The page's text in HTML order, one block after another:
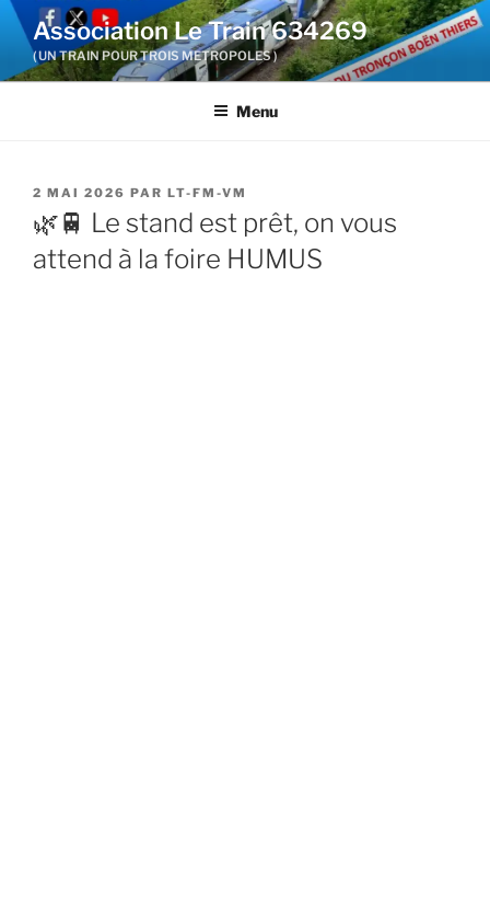
Aller
contenu
Association Le Train 634269
( UN TRAIN POUR TROIS METROPOLES )
Menu
PUBLIÉ
2 MAI 2026 PAR LT-FM-VM
🌿🚆 Le stand est prêt, on vous
attend à la foire HUMUS